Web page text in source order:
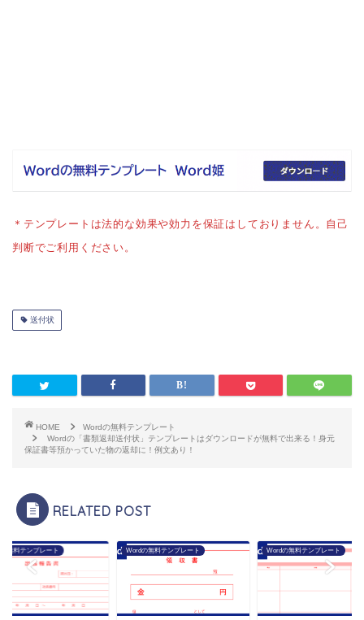
＊テンプレートは法的な効果や効力を保証はしておりません。自己
判断でご利用ください。
送付状
HOME
Wordの無料テンプレート
Wordの「書類返却送付状」テンプレートはダウンロードが無料で出来る！身元
保証書等預かっていた物の返却に！例文あり！
RELATED POST
無料テンプレート Wordの無料テンプレート Wordの無料テンプレート